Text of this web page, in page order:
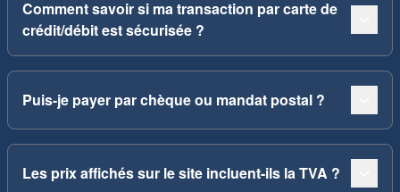
Comment savoir si ma transaction par carte de
crédit/débit est sécurisée ?
Puis-je payer par chèque ou mandat postal ?
Les prix affichés sur le site incluent-ils la TVA ?